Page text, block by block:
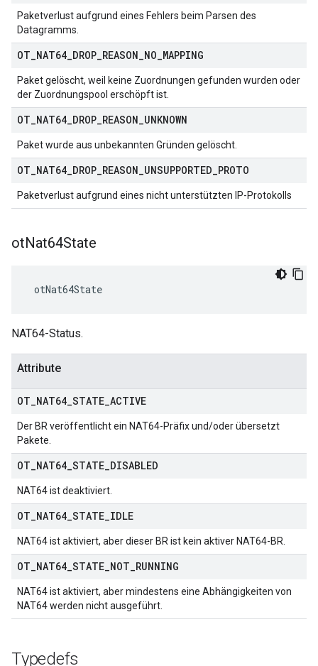
Paketverlust aufgrund eines Fehlers beim Parsen des
Datagramms.
OT NAT64 DROP REASON NO MAPPING
Paket gelöscht, weil keine Zuordnungen gefunden wurden oder
der Zuordnungspool erschöpft ist.
OT NAT64 DROP REASON UNKNOWN
Paket wurde aus unbekannten Gründen gelöscht.
OT NAT64 DROP REASON UNSUPPORTED PROTO
Paketverlust aufgrund eines nicht unterstützten IP-Protokolls
otNat64State
otNat64State
NAT64-Status.
Attribute
OT NAT64 STATE ACTIVE
Der BR veröffentlicht ein NAT64-Präfix und/oder übersetzt
Pakete.
OT NAT64 STATE DISABLED
NAT64 ist deaktiviert.
OT NAT64 STATE IDLE
NAT64 ist aktiviert, aber dieser BR ist kein aktiver NAT64-BR.
OT NAT64 STATE NOT RUNNING
NAT64 ist aktiviert, aber mindestens eine Abhängigkeiten von
NAT64 werden nicht ausgeführt.
Typedefs